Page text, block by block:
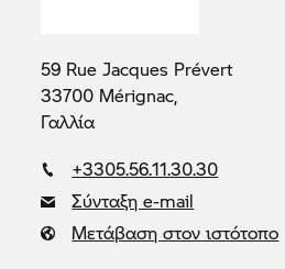
59 Rue Jacques Prévert
33700 Mérignac,
Γαλλία
+3305.56.11.30.30
Σύνταξη e-mail
Μετάβαση στον ιστότοπο